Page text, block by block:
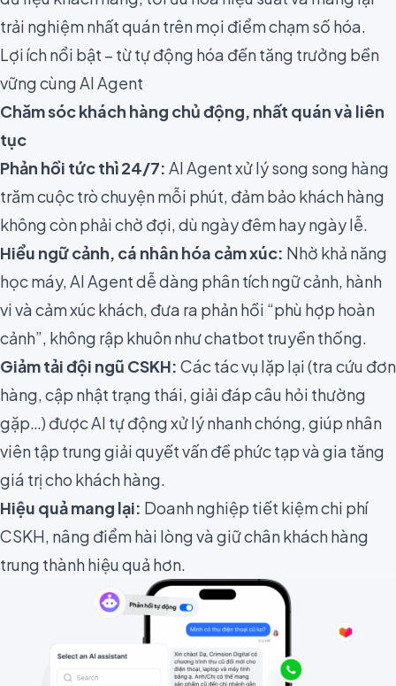
trải nghiệm nhất quán trên mọi điểm chạm số hóa.
Lợi ích nổi bật – từ tự động hóa đến tăng trưởng bền
vững cùng AI Agent
Chăm sóc khách hàng chủ động, nhất quán và liên
tục
Phản hồi tức thì 24/7: AI Agent xử lý song song hàng
trăm cuộc trò chuyện mỗi phút, đảm bảo khách hàng
không còn phải chờ đợi, dù ngày đêm hay ngày lễ.
Hiểu ngữ cảnh, cá nhân hóa cảm xúc: Nhờ khả năng
học máy, AI Agent dễ dàng phân tích ngữ cảnh, hành
vi và cảm xúc khách, đưa ra phản hồi “phù hợp hoàn
cảnh”, không rập khuôn như chatbot truyền thống.
Giảm tải đội ngũ CSKH: Các tác vụ lặp lại (tra cứu đơn
hàng, cập nhật trạng thái, giải đáp câu hỏi thường
gặp…) được AI tự động xử lý nhanh chóng, giúp nhân
viên tập trung giải quyết vấn đề phức tạp và gia tăng
giá trị cho khách hàng.
Hiệu quả mang lại: Doanh nghiệp tiết kiệm chi phí
CSKH, nâng điểm hài lòng và giữ chân khách hàng
trung thành hiệu quả hơn.